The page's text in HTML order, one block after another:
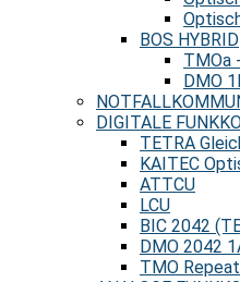
BOS HYBRID
TMOa
DMO
DIGITALE
TETRA
KAITEC
ATTCU
LCU
BIC 2042
DMO 2042
TMO